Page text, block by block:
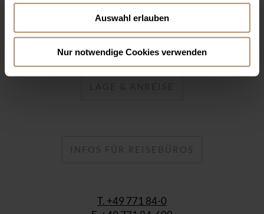
Auswahl erlauben
Nur notwendige Cookies verwenden
KONTAKT
LAGE & ANREISE
INFOS FÜR REISEBÜROS
T. +49 771 84-0